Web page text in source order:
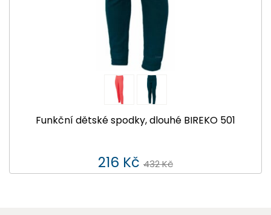
Funkční dětské spodky, dlouhé BIREKO 501
216 Kč 432 Kč